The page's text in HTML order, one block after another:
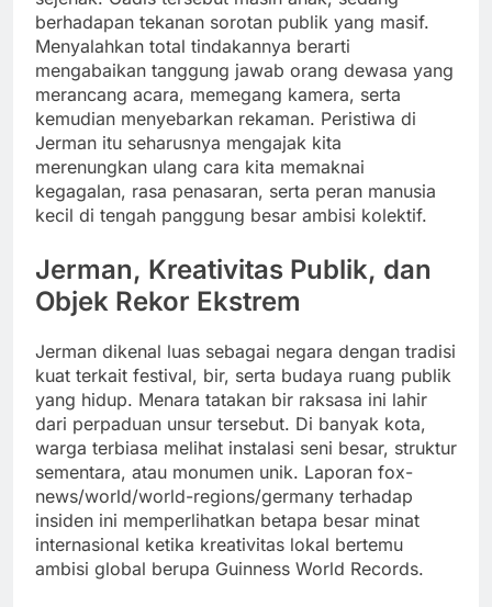
berhadapan tekanan sorotan publik yang masif.
Menyalahkan total tindakannya berarti
mengabaikan tanggung jawab orang dewasa yang
merancang acara, memegang kamera, serta
kemudian menyebarkan rekaman. Peristiwa di
Jerman itu seharusnya mengajak kita
merenungkan ulang cara kita memaknai
kegagalan, rasa penasaran, serta peran manusia
kecil di tengah panggung besar ambisi kolektif.
Jerman, Kreativitas Publik, dan
Objek Rekor Ekstrem
Jerman dikenal luas sebagai negara dengan tradisi
kuat terkait festival, bir, serta budaya ruang publik
yang hidup. Menara tatakan bir raksasa ini lahir
dari perpaduan unsur tersebut. Di banyak kota,
warga terbiasa melihat instalasi seni besar, struktur
sementara, atau monumen unik. Laporan fox-
news/world/world-regions/germany terhadap
insiden ini memperlihatkan betapa besar minat
internasional ketika kreativitas lokal bertemu
ambisi global berupa Guinness World Records.